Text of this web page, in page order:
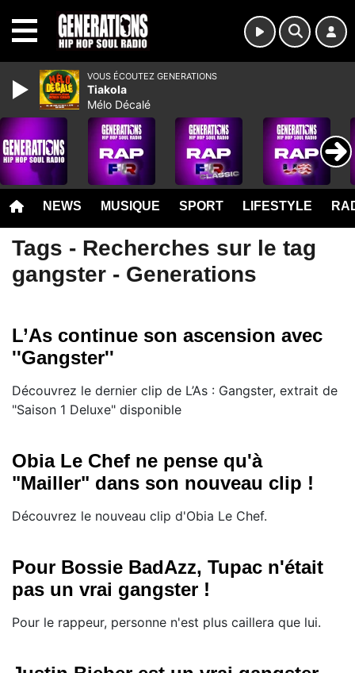
NEWS MUSIQUE SPORT LIFESTYLE
Tags - Recherches sur le tag
gangster - Generations
L’As continue son ascension avec
''Gangster''
Découvrez le dernier clip de L’As : Gangster, extrait de
"Saison 1 Deluxe" disponible
Obia Le Chef ne pense qu'à
"Mailler" dans son nouveau clip !
Découvrez le nouveau clip d'Obia Le Chef.
Pour Bossie BadAzz, Tupac n'était
pas un vrai gangster !
Pour le rappeur, personne n'est plus caillera que lui.
VOUS ÉCOUTEZ GENERATIONS
Tiakola
Mélo Décalé